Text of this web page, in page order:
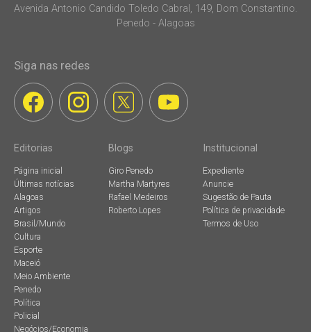
Avenida Antonio Candido Toledo Cabral, 149, Dom Constantino.
Penedo - Alagoas
Siga nas redes
Editorias
Página inicial
Últimas notícias
Alagoas
Artigos
Brasil/Mundo
Cultura
Esporte
Maceió
Meio Ambiente
Penedo
Política
Policial
Negócios/Economia
Blogs
Giro Penedo
Martha Martyres
Rafael Medeiros
Roberto Lopes
Institucional
Expediente
Anuncie
Sugestão de Pauta
Política de privacidade
Termos de Uso